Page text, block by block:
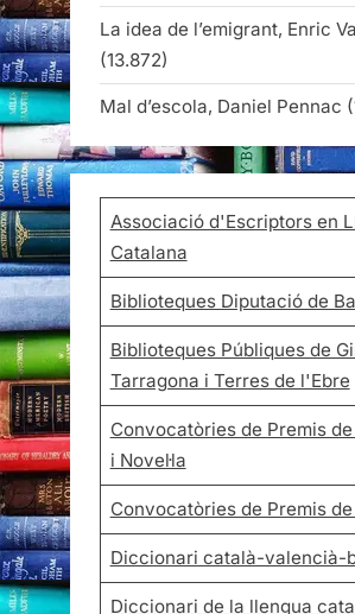
La idea de l’emigrant, Enric
(13.872)
Mal d’escola, Daniel Pennac
Associació d'Escriptors en
Catalana
Biblioteques Diputació de
Biblioteques Públiques de
Tarragona i Terres de l'Ebre
Convocatòries de Premis
i Novel·la
Convocatòries de Premis
Diccionari català-valencià-
Diccionari de la llengua